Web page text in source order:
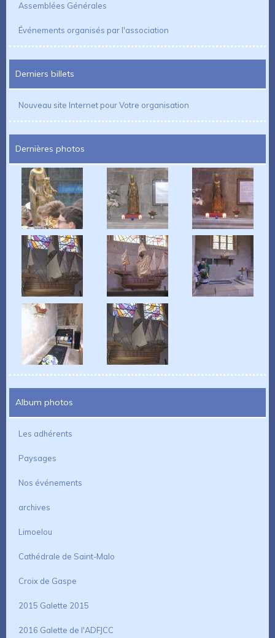
Assemblées Générales
Événements organisés par l'association
Derniers billets
Nouveau site Internet pour Votre organisation
Dernières photos
Album photos
Les adhérents
Paysages
Nos événements
archives
Limoelou
Cathédrale de Saint-Malo
Croix de Gaspe
2015 Galette 2015
2016 Galette de l'ADFJCC